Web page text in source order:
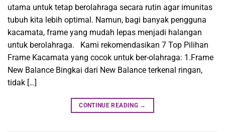
utama untuk tetap berolahraga secara rutin agar imunitas
tubuh kita lebih optimal. Namun, bagi banyak pengguna
kacamata, frame yang mudah lepas menjadi halangan
untuk berolahraga. Kami rekomendasikan 7 Top Pilihan
Frame Kacamata yang cocok untuk ber-olahraga: 1.Frame
New Balance Bingkai dari New Balance terkenal ringan,
tidak […]
CONTINUE READING →